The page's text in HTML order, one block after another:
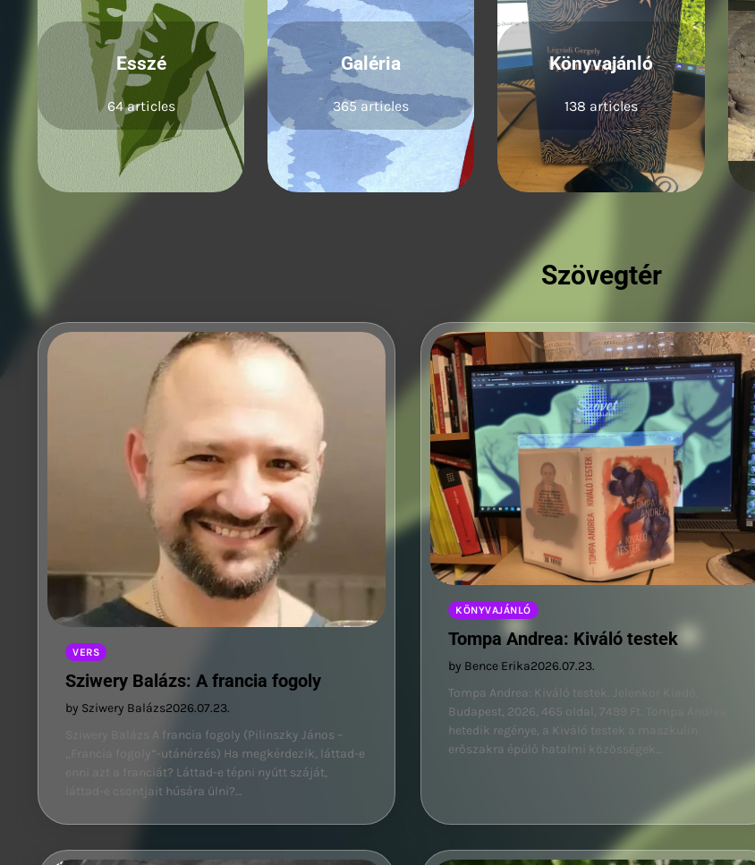
Esszé
64 articles
Galéria
365 articles
Könyvajánló
138 articles
Szövegtér
VERS
Sziwery Balázs: A francia fogoly
by Sziwery Balázs2026.07.23.
Sziwery Balázs A francia fogoly (Pilinszky János –
„Francia fogoly”-utánérzés) Ha megkérdezik, láttad-e
enni azt a franciát? Láttad-e tépni nyűtt száját,
láttad-e csontjait húsára ülni?…
KÖNYVAJÁNLÓ
Tompa Andrea: Kiváló testek
by Bence Erika2026.07.23.
Tompa Andrea: Kiváló testek. Jelenkor Kiadó,
Budapest, 2026, 465 oldal, 7499 Ft. Tompa Andrea
hetedik regénye, a Kiváló testek a maszkulin
erőszakra épülő hatalmi közösségek…